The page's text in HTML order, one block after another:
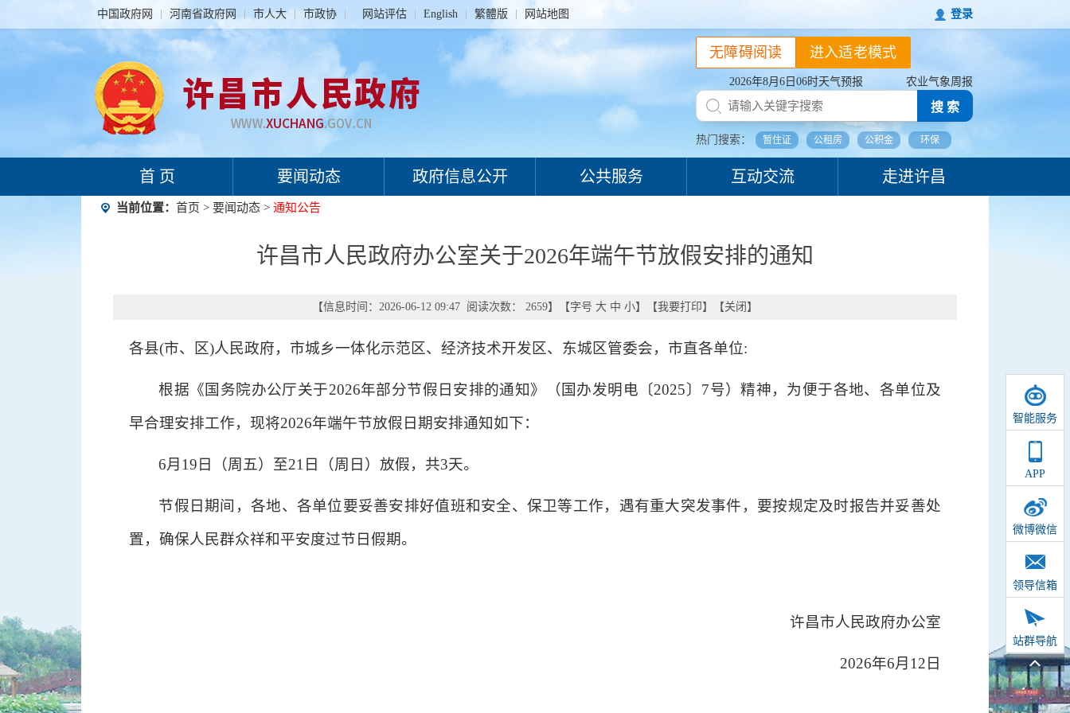
中国政府网 河南省政府网 市人大 市政协 网站评估 English 繁體版 网站地图 登录
2026年8月6日06时天气预报 农业气象周报
搜 索
热门搜索： 暂住证 公租房 公积金 环保
进入适老模式
无障碍阅读
首 页 要闻动态 政府信息公开 公共服务 互动交流 走进许昌
智能服务
APP
微博微信
领导信箱
站群导航
当前位置： 首页 > 要闻动态 > 通知公告
许昌市人民政府办公室关于2026年端午节放假安排的通知
【信息时间：2026-06-12 09:47 阅读次数： 2659】【字号 大 中 小】【我要打印】【关闭 】
各县(市、区)人民政府， 市城乡一体化示范区、经济技术开发区、东城区管委会，市直各单位:
根据《国务院办公厅关于2026年部分节假日安排的通知》（国办发明电〔2025〕7号）精神，为便于各地、各单位及
早合理安排工作，现将2026年端午节放假日期安排通知如下：
6月19日（周五）至21日（周日）放假，共3天。
节假日期间，各地、各单位要妥善安排好值班和安全、保卫等工作，遇有重大突发事件，要按规定及时报告并妥善处
置，确保人民群众祥和平安度过节日假期。
许昌市人民政府办公室
2026年6月12日